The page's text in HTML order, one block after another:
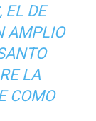
EL DE
AMPLIO
LA
COMO